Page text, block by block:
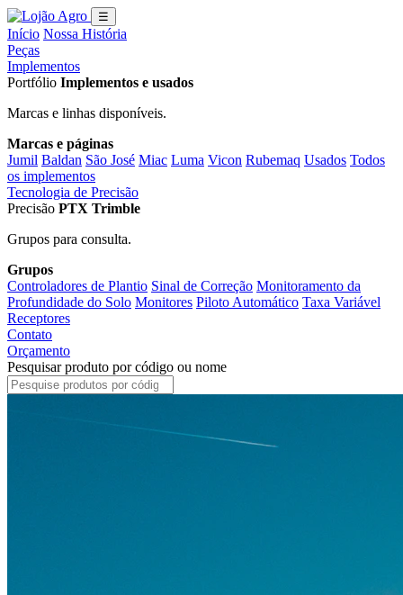
☰
Início Nossa História
Peças
Implementos
Portfólio Implementos e usados
Marcas e linhas disponíveis.
Marcas e páginas
Jumil Baldan São José Miac Luma Vicon Rubemaq Usados Todos
os implementos
Tecnologia de Precisão
Precisão PTX Trimble
Grupos para consulta.
Grupos
Controladores de Plantio Sinal de Correção Monitoramento da
Profundidade do Solo Monitores Piloto Automático Taxa Variável
Receptores
Contato
Orçamento
Pesquisar produto por código ou nome